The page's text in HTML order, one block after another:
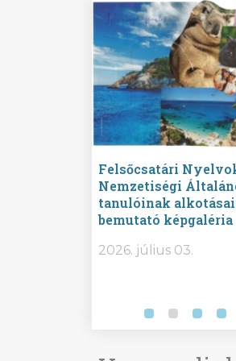
Felsőcsatári
Nemzetiségi
tanulóinak
bemutató képgaléria
2026. július 03.